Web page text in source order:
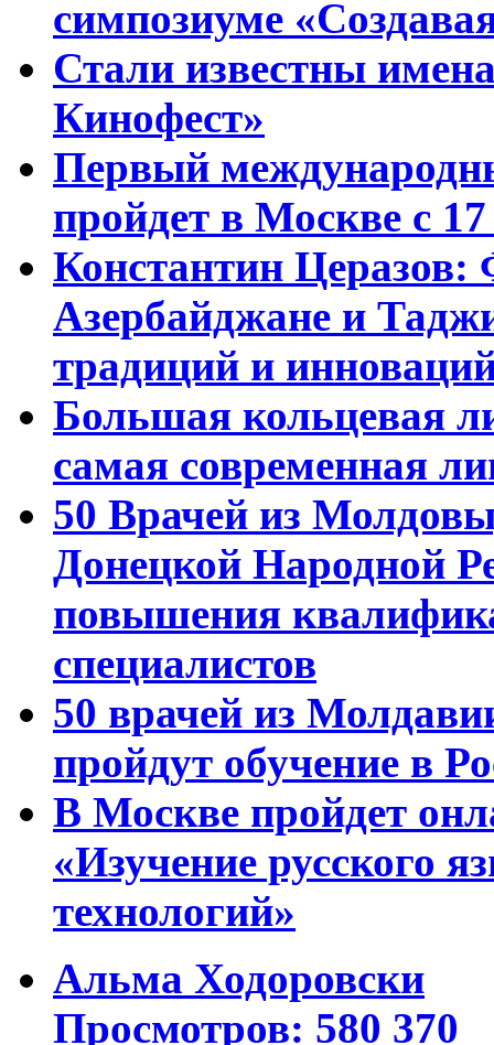
симпозиуме
Стали известны
Кинофест»
Первый
пройдет в Москве с
Константин Церазов:
Азербайджане и
традиций и
Большая кольцевая
самая современная
50 Врачей из
Донецкой Народной
повышения
специалистов
50 врачей из
пройдут обучение в
В Москве пройдет
«Изучение русского
технологий»
Альма Ходоровски
Просмотров: 580 370